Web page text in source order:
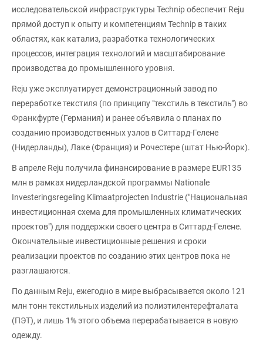
исследовательской инфраструктуры Technip обеспечит Reju
прямой доступ к опыту и компетенциям Technip в таких
областях, как катализ, разработка технологических
процессов, интеграция технологий и масштабирование
производства до промышленного уровня.
Reju уже эксплуатирует демонстрационный завод по
переработке текстиля (по принципу "текстиль в текстиль") во
Франкфурте (Германия) и ранее объявила о планах по
созданию производственных узлов в Ситтард-Гелене
(Нидерланды), Лаке (Франция) и Рочестере (штат Нью-Йорк).
В апреле Reju получила финансирование в размере EUR135
млн в рамках нидерландской программы Nationale
Investeringsregeling Klimaatprojecten Industrie ("Национальная
инвестиционная схема для промышленных климатических
проектов") для поддержки своего центра в Ситтард-Гелене.
Окончательные инвестиционные решения и сроки
реализации проектов по созданию этих центров пока не
разглашаются.
По данным Reju, ежегодно в мире выбрасывается около 121
млн тонн текстильных изделий из полиэтилентерефталата
(ПЭТ), и лишь 1% этого объема перерабатывается в новую
одежду.